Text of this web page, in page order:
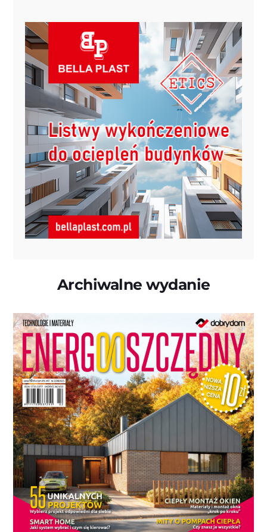
Archiwalne wydanie